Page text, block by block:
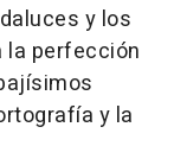
y los
la perfección
y la